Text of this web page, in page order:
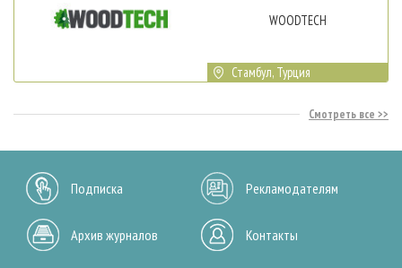
WOODTECH
Стамбул, Турция
Смотреть все
Подписка Рекламодателям
Архив журналов Контакты